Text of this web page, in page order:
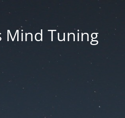
Mind Tuning